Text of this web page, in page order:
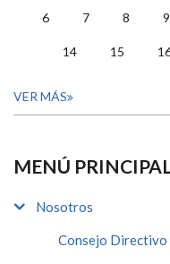
6 7 8 9
14 15
VER MÁS
MENÚ
Nosotros
Consejo Directivo